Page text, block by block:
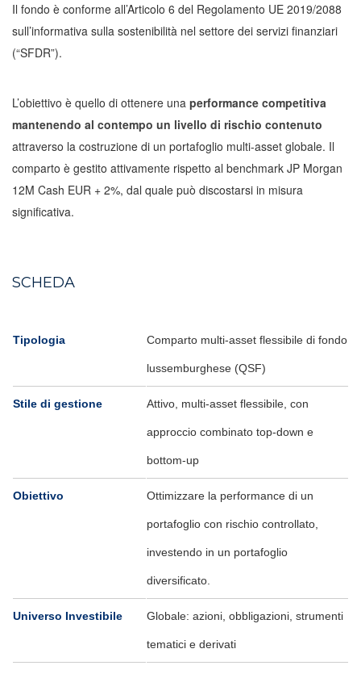
Il fondo è conforme all’Articolo 6 del Regolamento UE 2019/2088
sull’informativa sulla sostenibilità nel settore dei servizi finanziari
(“SFDR”).
L’obiettivo è quello di ottenere una performance competitiva
mantenendo al contempo un livello di rischio contenuto
attraverso la costruzione di un portafoglio multi-asset globale. Il
comparto è gestito attivamente rispetto al benchmark JP Morgan
12M Cash EUR + 2%, dal quale può discostarsi in misura
significativa.
SCHEDA
Tipologia Comparto multi-asset flessibile di fondo
lussemburghese (QSF)
Stile di gestione Attivo, multi-asset flessibile, con
approccio combinato top-down e
bottom-up
Obiettivo Ottimizzare la performance di un
portafoglio con rischio controllato,
investendo in un portafoglio
diversificato.
Universo Investibile Globale: azioni, obbligazioni, strumenti
tematici e derivati